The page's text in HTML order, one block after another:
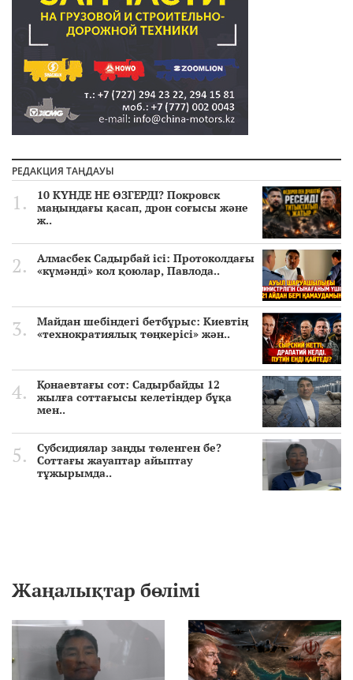
РЕДАКЦИЯ ТАҢДАУЫ
10 КҮНДЕ НЕ ӨЗГЕРДІ? Покровск
маңындағы қасап, дрон соғысы және
ж..
Алмасбек Садырбай ісі: Протоколдағы
«күмәнді» кол қоюлар, Павлода..
Майдан шебіндегі бетбұрыс: Киевтің
«технократиялық төңкерісі» жән..
Қонаевтағы сот: Садырбайды 12
жылға соттағысы келетіндер бұқа
мен..
Субсидиялар заңды төленген бе?
Соттағы жауаптар айыптау
тұжырымда..
Жаңалықтар бөлімі